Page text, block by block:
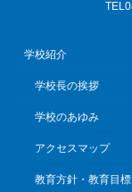
学校紹介
学校長の挨拶
学校のあゆみ
アクセスマップ
教育方針・教育目標